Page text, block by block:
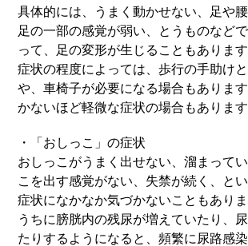
具体的には、うまく動かせない、足や腰
足の一部の感覚が弱い、とうものなど
って、足の変形が生じることもあります
症状の程度によっては、歩行の手助け
や、車椅子が必要になる場合もありま
かないほど軽微な症状の場合もあります
・「おしっこ」の症状
おしっこがうまく出せない、溜まって
こを出す感覚がない、失禁が続く、とい
症状になかなか気づかないこともあり
うちに膀胱内の残尿が増えていたり、
たりするようになると、頻繁に尿路感